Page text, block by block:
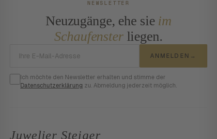
NEWSLETTER
Neuzugänge, ehe sie im
Schaufensterliegen.
ANMELDEN →
Ich möchte den Newsletter erhalten und stimme der
Datenschutzerklärung zu. Abmeldung jederzeit möglich.
Juwelier Steiger